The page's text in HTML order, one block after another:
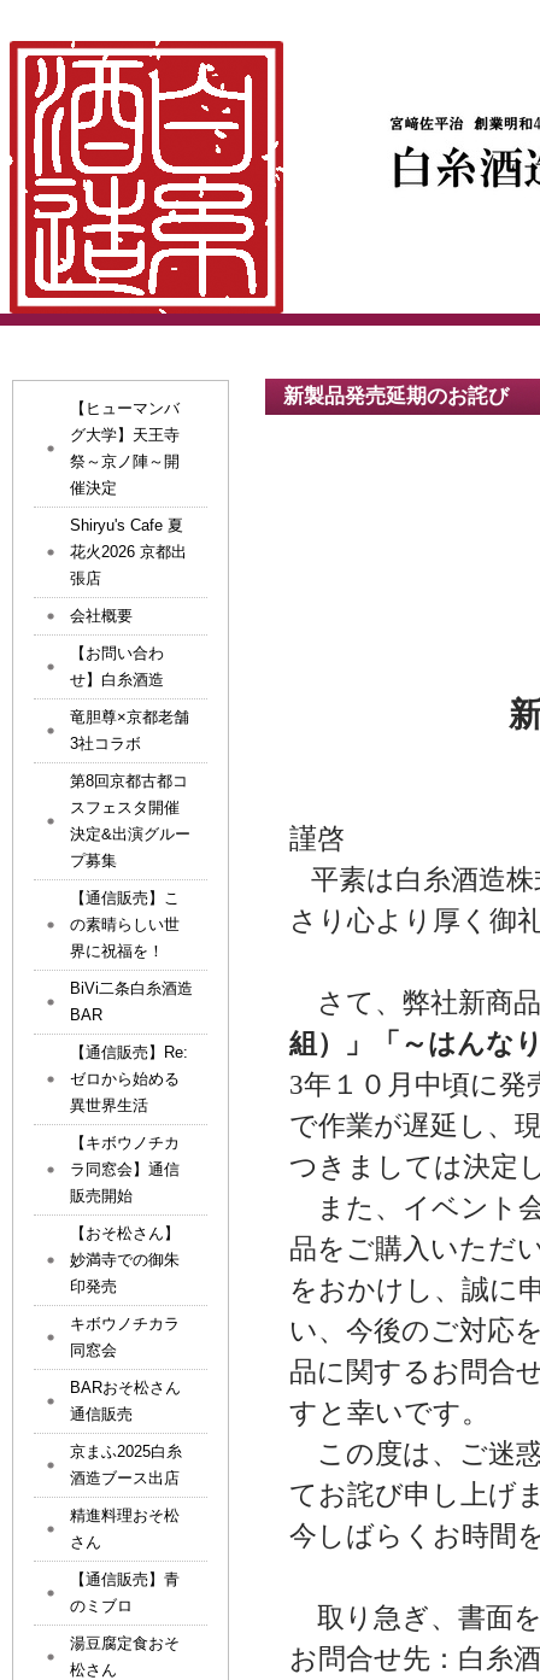
新製品発売延期のお詫び
謹啓
平素は白糸酒造
さり心より厚く御
さて、弊社新商品
組）」「～はんな
3年１０月中頃に
で作業が遅延し、
つきましては決定
また、イベント
品をご購入いただ
をおかけし、誠に
い、今後のご対応
品に関するお問合
すと幸いです。
この度は、ご迷
てお詫び申し上げ
今しばらくお時間
取り急ぎ、書面
お問合せ先：白糸
【ヒューマンバ
グ大学】天王寺
祭～京ノ陣～開
催決定
Shiryu's Cafe 夏
花火2026 京都出
張店
会社概要
【お問い合わ
せ】白糸酒造
竜胆尊×京都老舗
3社コラボ
第8回京都古都コ
スフェスタ開催
決定&出演グルー
プ募集
【通信販売】こ
の素晴らしい世
界に祝福を！
BiVi二条白糸酒造
BAR
【通信販売】Re:
ゼロから始める
異世界生活
【キボウノチカ
ラ同窓会】通信
販売開始
【おそ松さん】
妙満寺での御朱
印発売
キボウノチカラ
同窓会
BARおそ松さん
通信販売
京まふ2025白糸
酒造ブース出店
精進料理おそ松
さん
【通信販売】青
のミブロ
湯豆腐定食おそ
松さん